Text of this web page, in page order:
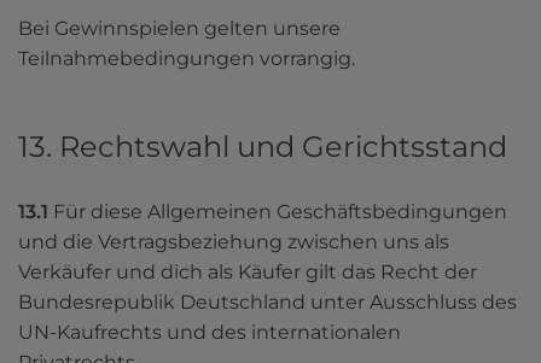
Bei Gewinnspielen gelten unsere
Teilnahmebedingungen vorrangig.
13. Rechtswahl und Gerichtsstand
13.1 Für diese Allgemeinen Geschäftsbedingungen
und die Vertragsbeziehung zwischen uns als
Verkäufer und dich als Käufer gilt das Recht der
Bundesrepublik Deutschland unter Ausschluss des
UN-Kaufrechts und des internationalen